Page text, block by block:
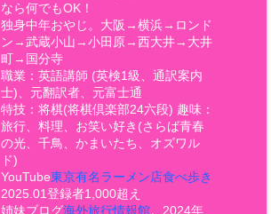
なら何でもOK！
独身中年おやじ。大阪→横浜→ロンド
ン→武蔵小山→小田原→西大井→大井
町→国分寺
職業：英語講師 (英検1級、通訳案内
士)、元翻訳者、元富士通
特技：将棋(将棋倶楽部24六段) 趣味：
旅行、料理、お笑い好き(さらば青春
の光、千鳥、かまいたち、オズワル
ド)
YouTube東京有名ラーメン店食べ歩き
2025.01登録者1,000超え
姉妹ブログ海外旅行情報館。2024年